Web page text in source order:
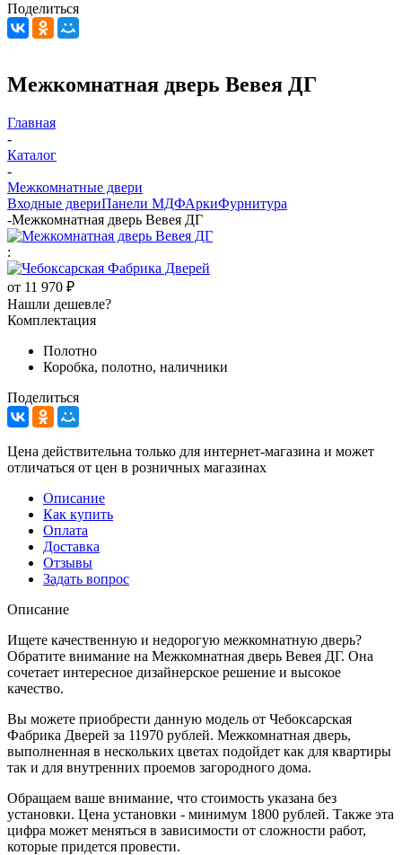
Поделиться
Межкомнатная дверь Вевея ДГ
Главная
-
Каталог
-
Межкомнатные двери
Входные двериПанели МДФАркиФурнитура
-Межкомнатная дверь Вевея ДГ
:
от 11 970 ₽
Нашли дешевле?
Комплектация
Полотно
Коробка, полотно, наличники
Поделиться
Цена действительна только для интернет-магазина и может
отличаться от цен в розничных магазинах
Описание
Как купить
Оплата
Доставка
Отзывы
Задать вопрос
Описание
Ищете качественную и недорогую межкомнатную дверь?
Обратите внимание на Межкомнатная дверь Вевея ДГ. Она
сочетает интересное дизайнерское решение и высокое
качество.
Вы можете приобрести данную модель от Чебоксарская
Фабрика Дверей за 11970 рублей. Межкомнатная дверь,
выполненная в нескольких цветах подойдет как для квартиры
так и для внутренних проемов загородного дома.
Обращаем ваше внимание, что стоимость указана без
установки. Цена установки - минимум 1800 рублей. Также эта
цифра может меняться в зависимости от сложности работ,
которые придется провести.